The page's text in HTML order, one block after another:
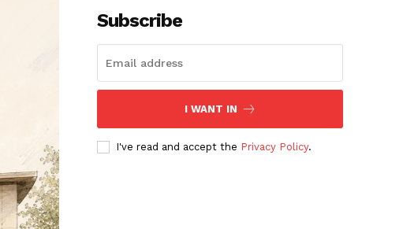
Subscribe
I WANT IN
I've read and accept the Privacy Policy.